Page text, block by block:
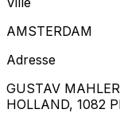
AMSTERDAM
Adresse
GUSTAV
HOLLAND, 1082